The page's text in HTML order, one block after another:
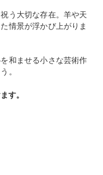
う大切な存在。羊や天
情景が浮かび上がりま
和ませる小さな芸術作
。
す。